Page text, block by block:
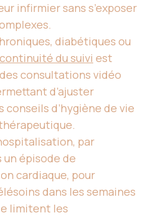
infirmier sans s’exposer
diabétiques ou
continuité du suivi est
consultations vidéo
d’ajuster
conseils d’hygiène de vie
par
épisode de
cardiaque, pour
dans les semaines
limitent les